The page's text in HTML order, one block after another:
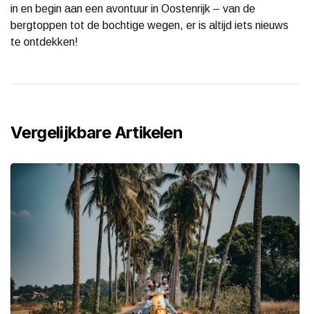
in en begin aan een avontuur in Oostenrijk – van de
bergtoppen tot de bochtige wegen, er is altijd iets nieuws
te ontdekken!
Vergelijkbare Artikelen